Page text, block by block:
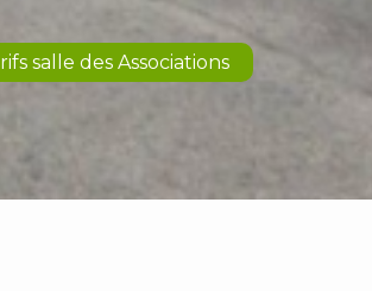
salle des Associations